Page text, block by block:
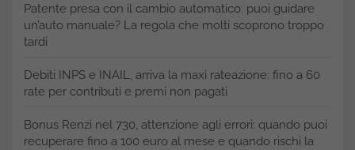
Patente presa con il cambio automatico: puoi guidare
un’auto manuale? La regola che molti scoprono troppo
tardi
Debiti INPS e INAIL, arriva la maxi rateazione: fino a 60
rate per contributi e premi non pagati
Bonus Renzi nel 730, attenzione agli errori: quando puoi
recuperare fino a 100 euro al mese e quando rischi la